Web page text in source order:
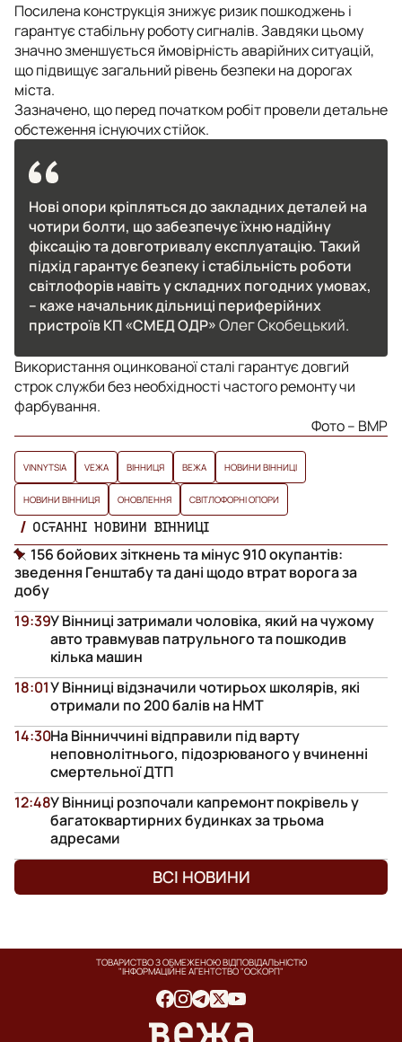
Посилена конструкція знижує ризик пошкоджень і
гарантує стабільну роботу сигналів. Завдяки цьому
значно зменшується ймовірність аварійних ситуацій,
що підвищує загальний рівень безпеки на дорогах
міста.
Зазначено, що перед початком робіт провели детальне
обстеження існуючих стійок.
Нові опори кріпляться до закладних деталей на
чотири болти, що забезпечує їхню надійну
фіксацію та довготривалу експлуатацію. Такий
підхід гарантує безпеку і стабільність роботи
світлофорів навіть у складних погодних умовах,
– каже начальник дільниці периферійних
пристроїв КП «СМЕД ОДР»Олег Скобецький.
Використання оцинкованої сталі гарантує довгий
строк служби без необхідності частого ремонту чи
фарбування.
Фото – ВМР
VINNYTSIA VЕЖА ВІННИЦЯ ВЕЖА НОВИНИ ВІННИЦІ
НОВИНИ ВІННИЦЯ ОНОВЛЕННЯ СВІТЛОФОРНІ ОПОРИ
ОСТАННІ НОВИНИ ВІННИЦІ
156 бойових зіткнень та мінус 910 окупантів:
зведення Генштабу та дані щодо втрат ворога за
добу
У Вінниці затримали чоловіка, який на чужому
авто травмував патрульного та пошкодив
кілька машин
19:39
У Вінниці відзначили чотирьох школярів, які
отримали по 200 балів на НМТ
18:01
На Вінниччині відправили під варту
неповнолітнього, підозрюваного у вчиненні
смертельної ДТП
14:30
У Вінниці розпочали капремонт покрівель у
багатоквартирних будинках за трьома
адресами
12:48
ВСІ НОВИНИ
ТОВАРИСТВО З ОБМЕЖЕНОЮ ВІДПОВІДАЛЬНІСТЮ
"ІНФОРМАЦІЙНЕ АГЕНТСТВО "ОСКОРП"